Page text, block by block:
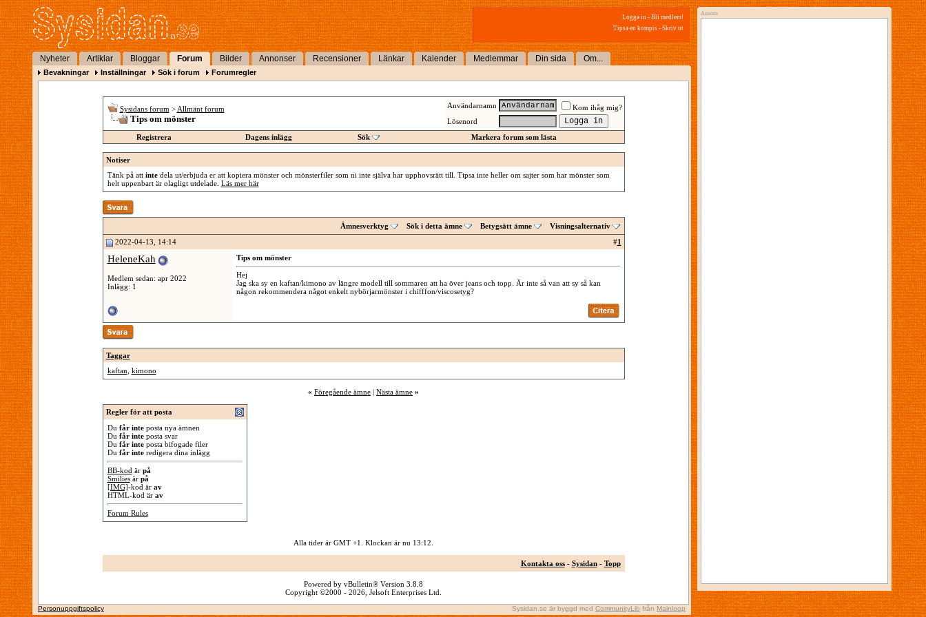
Logga in - Bli medlem!
Tipsa en kompis - Skriv ut
Nyheter Artiklar Bloggar Forum Bilder Annonser Recensioner Länkar Kalender Medlemmar Din sida Om...
Bevakningar Inställningar Sök i forum Forumregler
Sysidans forum > Allmänt forum
Tips om mönster
Användarnamn
Kom ihåg mig?
Lösenord
Registrera
Dagens inlägg Sök Markera forum som lästa
Notiser
Tänk på att intedela ut/erbjuda er att kopiera mönster och mönsterfiler som ni inte själva har upphovsrätt till. Tipsa inte heller om sajter som har mönster som
helt uppenbart är olagligt utdelade. Läs mer här
Ämnesverktyg Sök i detta ämne Betygsätt ämne
Visningsalternativ
2022-04-13, 14:14
#1
HeleneKah
Medlem sedan: apr 2022
Inlägg: 1
Tips om mönster
Hej
Jag ska sy en kaftan/kimono av längre modell till sommaren att ha över jeans och topp. Är inte så van att sy så kan
någon rekommendera något enkelt nybörjarmönster i chifffon/viscosetyg?
Taggar
kaftan kimono
« Föregående ämne | Nästa ämne »
Regler för att posta
Du får inteposta nya ämnen
Du får inteposta svar
Du får inteposta bifogade filer
Du får interedigera dina inlägg
BB-kod är på
Smiliesär på
[IMG]-kod är av
HTML-kod är av
Forum Rules
Alla tider är GMT +1. Klockan är nu 13:12
Kontakta oss- Sysidan- Topp
Powered by vBulletin® Version 3.8.8
Copyright ©2000 - 2026, Jelsoft Enterprises Ltd.
Sysidan.se är byggd med CommunityLib från Mainloop
Personuppgiftspolicy
Annons